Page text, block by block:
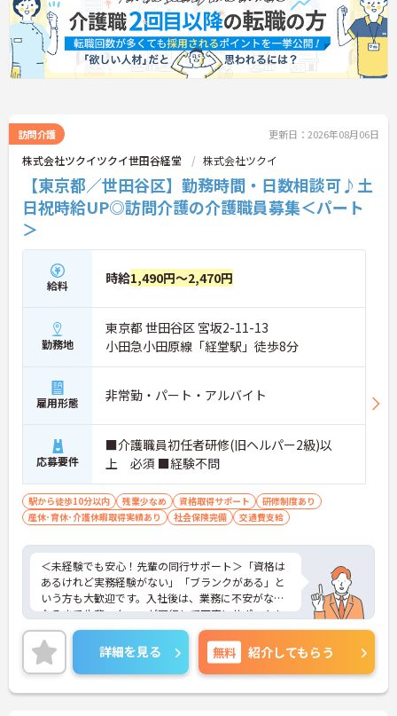
訪問介護 更新日：2026年08月06日
株式会社ツクイツクイ世田谷経堂 株式会社ツクイ
【東京都／世田谷区】勤務時間・日数相談可♪土
日祝時給UP◎訪問介護の介護職員募集＜パート
＞
給料 時給1,490円～2,470円
勤務地
東京都 世田谷区 宮坂2-11-13
小田急小田原線「経堂駅」徒歩8分
雇用形態 非常勤・パート・アルバイト
応募要件
■介護職員初任者研修(旧ヘルパー2級)以
上 必須 ■経験不問
駅から徒歩10分以内 残業少なめ 資格取得サポート
研修制度あり
産休･育休･介護休暇取得実績あり
社会保険完備 交通費支給
＜未経験でも安心！先輩の同行サポート＞「資格は
あるけれど実務経験がない」「ブランクがある」と
いう方も大歓迎です。入社後は、業務に不安がなく
なるまで先輩スタッフが同行して丁寧にサポートし
ます。実際に未経験からスタートしたスタッフも多
く在籍しており、安心してチャレンジできる環境で
す。
＜移動時間も時給発生！充実の手当でしっかり稼げ
る＞訪問介護で気になる「移動時間」にもしっかり
詳細を見る 無料 紹介してもらう